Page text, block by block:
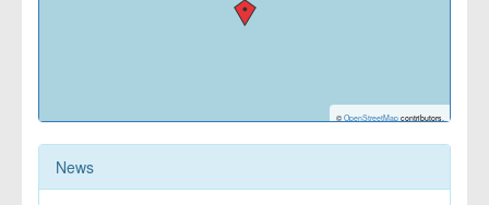
© OpenStreetMapcontributors.
News